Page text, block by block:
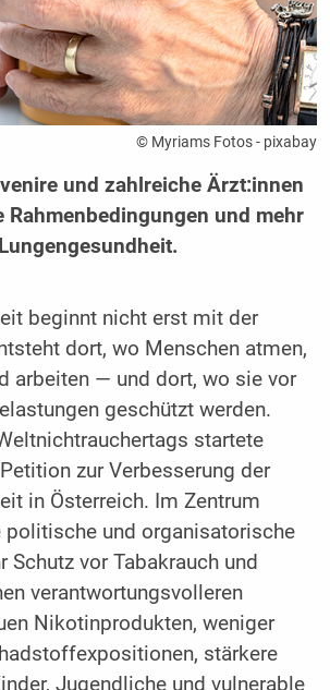
© Myriams Fotos - pixabay
und zahlreiche Ärzt:innen
Rahmenbedingungen und mehr
beginnt nicht erst mit der
dort, wo Menschen atmen,
arbeiten — und dort, wo sie vor
geschützt werden.
startete
zur Verbesserung der
in Österreich. Im Zentrum
politische und organisatorische
Schutz vor Tabakrauch und
verantwortungsvolleren
Nikotinprodukten, weniger
stärkere
Jugendliche und vulnerable